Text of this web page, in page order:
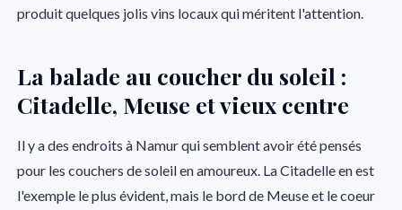
produit quelques jolis vins locaux qui méritent l'attention.
La balade au coucher du soleil :
Citadelle, Meuse et vieux centre
Il y a des endroits à Namur qui semblent avoir été pensés
pour les couchers de soleil en amoureux. La Citadelle en est
l'exemple le plus évident, mais le bord de Meuse et le coeur